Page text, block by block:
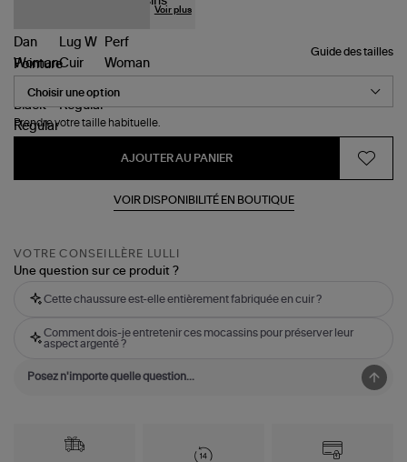
Voir plus
Guide des tailles
Pointure
Prendre votre taille habituelle.
AJOUTER AU PANIER
VOIR DISPONIBILITÉ EN BOUTIQUE
VOTRE CONSEILLÈRE LULLI
Une question sur ce produit ?
Cette chaussure est-elle entièrement fabriquée en cuir ?
Comment dois-je entretenir ces mocassins pour préserver leur
aspect argenté ?